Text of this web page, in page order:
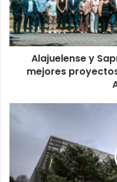
los
mejores
proyectos
de
gestión
deportiva
Alajuelense y
mejores
aficionados